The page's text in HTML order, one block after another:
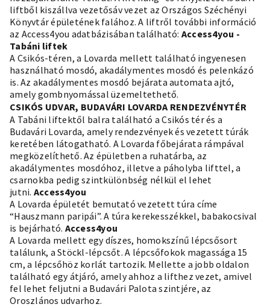
liftből kiszállva vezetősáv vezet az Országos Széchényi
Könyvtár épületének falához. A liftről további információ
az Access4you adatbázisában található: Access4you -
Tabáni liftek
A Csikós-téren, a Lovarda mellett található ingyenesen
használható mosdó, akadálymentes mosdó és pelenkázó
is. Az akadálymentes mosdó bejárata automata ajtó,
amely gombnyomással üzemeltethető.
CSIKÓS UDVAR, BUDAVÁRI LOVARDA RENDEZVÉNYTÉR
A Tabáni liftektől balra található a Csikós tér és a
Budavári Lovarda, amely rendezvények és vezetett túrák
keretében látogatható. A Lovarda főbejárata rámpával
megközelíthető. Az épületben a ruhatárba, az
akadálymentes mosdóhoz, illetve a páholyba lifttel, a
csarnokba pedig szintkülönbség nélkül el lehet
jutni. Access4you
A Lovarda épületét bemutató vezetett túra címe
“Hauszmann paripái”. A túra kerekesszékkel, babakocsival
is bejárható. Access4you
A Lovarda mellett egy díszes, homokszínű lépcsősort
találunk, a Stöckl-lépcsőt. A lépcsőfokok magassága 15
cm, a lépcsőhöz korlát tartozik. Mellette a jobb oldalon
található egy átjáró, amely ahhoz a lifthez vezet, amivel
fel lehet feljutni a Budavári Palota szintjére, az
Oroszlános udvarhoz.